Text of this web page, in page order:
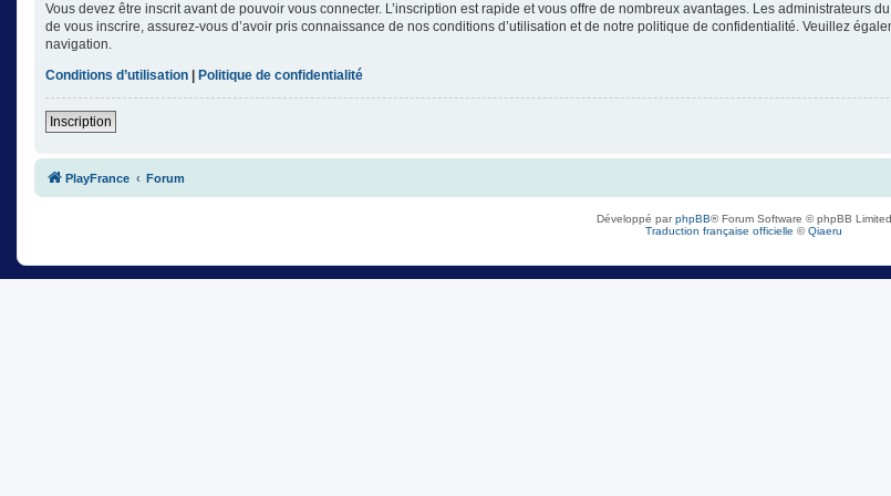
Vous devez être inscrit avant de pouvoir vous connecter. L’inscription est rapide et vous offre de nombreux avantages. Les administrateurs
de vous inscrire, assurez-vous d’avoir pris connaissance de nos conditions d’utilisation et de notre politique de confidentialité. Veuillez
navigation.
Conditions d’utilisation | Politique de confidentialité
Inscription
PlayFrance Forum
Développé parphpBB® Forum Software © phpBB Limited
Traduction française officielle ©Qiaeru